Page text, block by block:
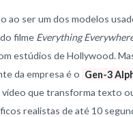
ao ser um dos modelos
filme Everything
estúdios de Hollywood.
da empresa é o Gen-3
que transforma texto
realistas de até 10